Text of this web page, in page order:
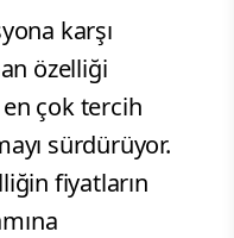
karşı
özelliği
en çok tercih
sürdürüyor.
fiyatların